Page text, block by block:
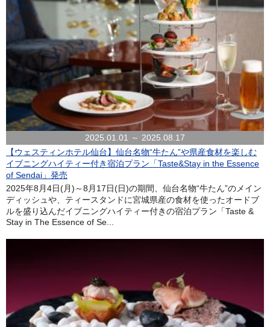
2025.01.01 ～ 2025.08.17
【ウェスティンホテル仙台】仙台名物“牛たん”や県産食材を楽しむ
イブニングハイティー付き宿泊プラン「Taste&Stay in the Essence
of Sendai」発売
2025年8月4日(月)～8月17日(日)の期間、仙台名物“牛たん”のメイン
ディッシュや、ティースタンドに宮城県産の食材を使ったオードブ
ルを盛り込んだイブニングハイティー付きの宿泊プラン「Taste &
Stay in The Essence of Se...